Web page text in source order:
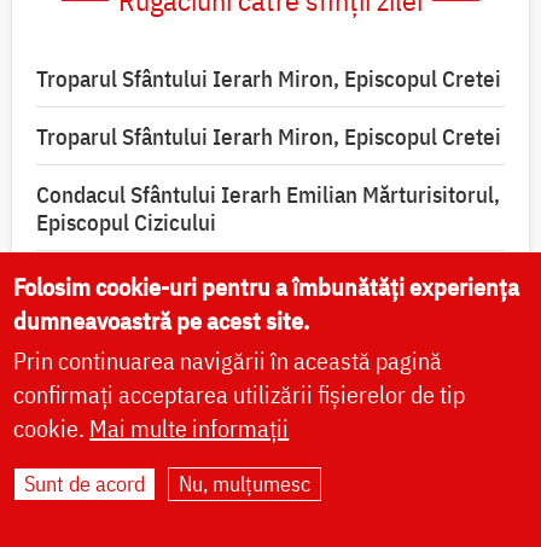
Troparul Sfântului Ierarh Miron, Episcopul Cretei
Troparul Sfântului Ierarh Miron, Episcopul Cretei
Condacul Sfântului Ierarh Emilian Mărturisitorul,
Episcopul Cizicului
Condacul Sfântului Ierarh Calinic al Edessei
Condacul Sfântului Preot Mucenic Alexandru din
Basarabia
Condacul Sfântului Ierarh Miron, Episcopul
Acatistul Sfântului Ierarh Miron, Episcopul Cretei
Folosim cookie-uri pentru a îmbunătăți experiența
dumneavoastră pe acest site.
Prin continuarea navigării în această pagină
confirmați acceptarea utilizării fișierelor de tip
cookie. Mai multe informații
Sunt de acord Nu, mulțumesc